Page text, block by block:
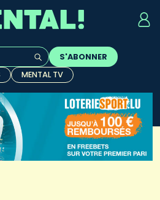
complétion sont
S'ABONNER
MENTAL TV